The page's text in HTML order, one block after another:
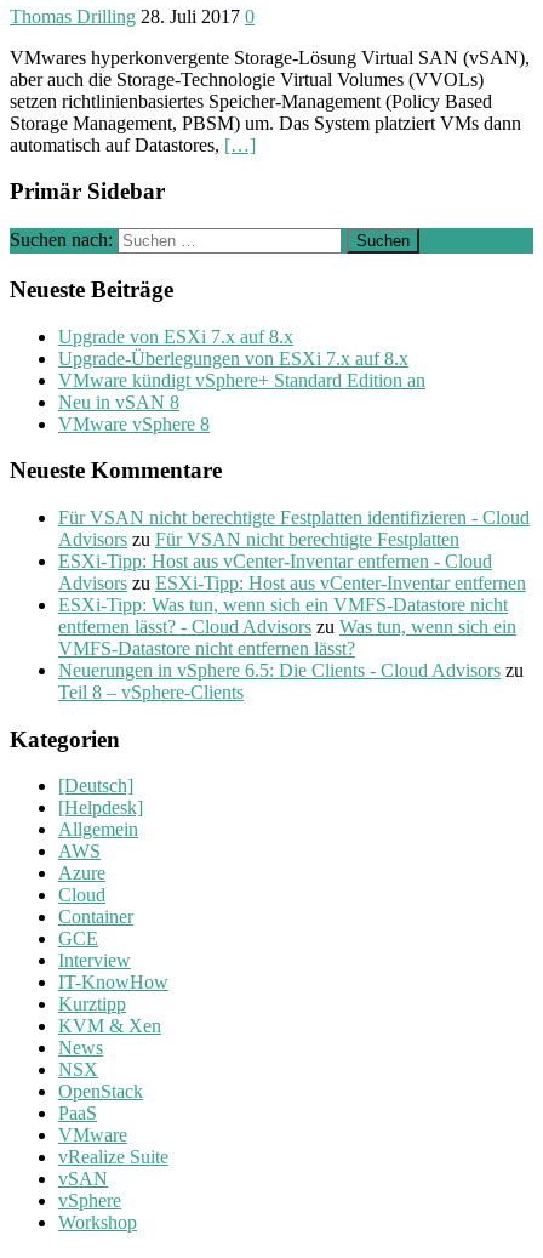
Thomas Drilling 28. Juli 2017 0
VMwares hyper­konvergente Storage-Lösung Virtual SAN (vSAN),
aber auch die Storage-Technologie Virtual Volumes (VVOLs)
setzen richtlinien­basiertes Speicher-Management (Policy Based
Storage Management, PBSM) um. Das System platziert VMs dann
auto­matisch auf Data­stores, […]
Primär Sidebar
Suchen nach:
Neueste Beiträge
Upgrade von ESXi 7.x auf 8.x
Upgrade-Überlegungen von ESXi 7.x auf 8.x
VMware kündigt vSphere+ Standard Edition an
Neu in vSAN 8
VMware vSphere 8
Neueste Kommentare
Für VSAN nicht berechtigte Festplatten identifizieren - Cloud
Advisors zu Für VSAN nicht berechtigte Festplatten
ESXi-Tipp: Host aus vCenter-Inventar entfernen - Cloud
Advisors zu ESXi-Tipp: Host aus vCenter-Inventar entfernen
ESXi-Tipp: Was tun, wenn sich ein VMFS-Datastore nicht
entfernen lässt? - Cloud Advisors zu Was tun, wenn sich ein
VMFS-Datastore nicht entfernen lässt?
Neuerungen in vSphere 6.5: Die Clients - Cloud Advisors zu
Teil 8 – vSphere-Clients
Kategorien
[Deutsch]
[Helpdesk]
Allgemein
AWS
Azure
Cloud
Container
GCE
Interview
IT-KnowHow
Kurztipp
KVM & Xen
News
NSX
OpenStack
PaaS
VMware
vRealize Suite
vSAN
vSphere
Workshop